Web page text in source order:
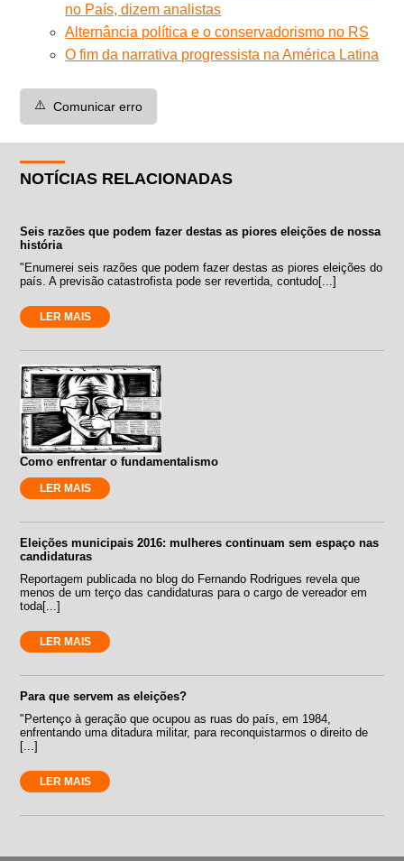
no País, dizem analistas
Alternância política e o conservadorismo no RS
O fim da narrativa progressista na América Latina
⚠️ Comunicar erro
NOTÍCIAS RELACIONADAS
Seis razões que podem fazer destas as piores eleições de nossa
história
"Enumerei seis razões que podem fazer destas as piores eleições do
país. A previsão catastrofista pode ser revertida, contudo[...]
LER MAIS
Como enfrentar o fundamentalismo
LER MAIS
Eleições municipais 2016: mulheres continuam sem espaço nas
candidaturas
Reportagem publicada no blog do Fernando Rodrigues revela que
menos de um terço das candidaturas para o cargo de vereador em
toda[...]
LER MAIS
Para que servem as eleições?
"Pertenço à geração que ocupou as ruas do país, em 1984,
enfrentando uma ditadura militar, para reconquistarmos o direito de
[...]
LER MAIS